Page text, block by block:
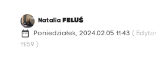
Natalia FELUŚ
date_range Poniedziałek, 2024.02.05 11:43 (
11:59 )